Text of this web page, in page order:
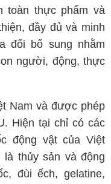
toàn thực phẩm và
đầy đủ và minh
đổi bổ sung nhằm
người, động, thực
Nam và được phép
Hiện tại chỉ có các
động vật của Việt
thủy sản và động
đùi ếch, gelatine,